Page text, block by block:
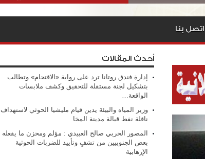
اتصل بنا
أحدث المقالات
إدارة فندق روتانا ترد على رواية «الاقتحام» وتطالب
بتشكيل لجنة مستقلة للتحقيق وكشف ملابسات
الواقعة…
وزير المياه والبيئة يدين قيام مليشيا الحوثي لاستهداف
ناقلة نفط قبالة مدينة المخا
المصور الحربي صالح العبيدي : مؤلم ومحزن ما يفعله
بعض الجنوبيين من تشفٍ وتأييد للضربات الحوثية
الإرهابية